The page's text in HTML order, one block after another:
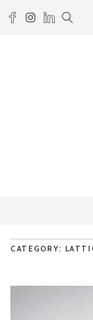
CATEGORY: